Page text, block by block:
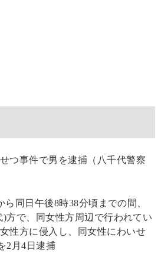
つ事件で男を逮捕（八千代警察
ら同日午後8時38分頃までの間、
方で、同女性方周辺で行われてい
性方に侵入し、同女性にわいせ
2月4日逮捕